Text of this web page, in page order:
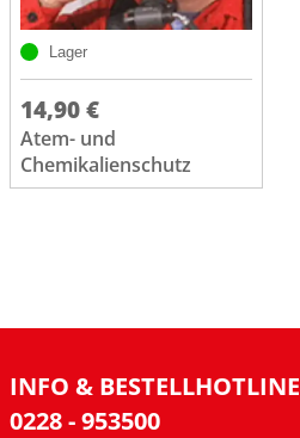
Lager
14,90 €
Atem- und
Chemikalienschutz
INFO & BESTELLHOTLINE
0228 - 953500